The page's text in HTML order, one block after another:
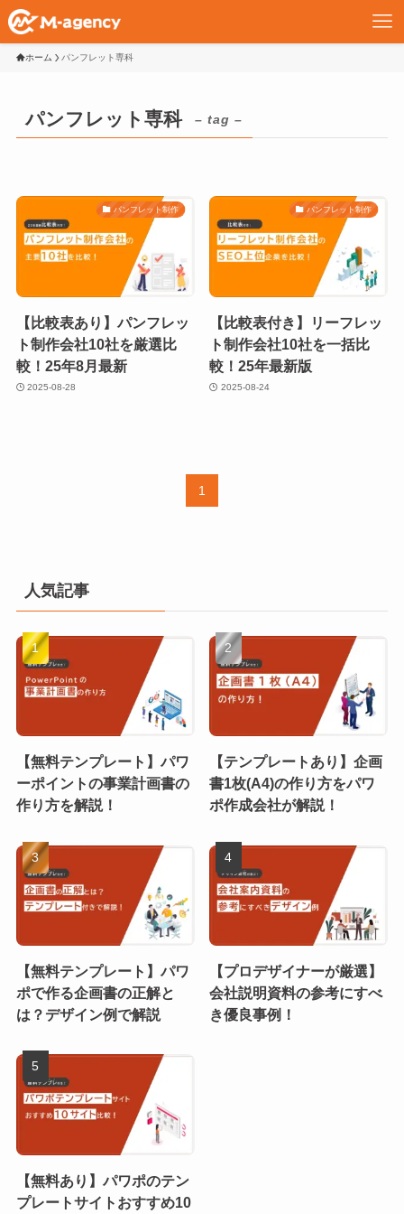
ホーム パンフレット専科
パンフレット専科 – tag –
パンフレット制作
【比較表あり】パンフレッ
ト制作会社10社を厳選比
較！25年8月最新
2025-08-28
パンフレット制作
【比較表付き】リーフレッ
ト制作会社10社を一括比
較！25年最新版
2025-08-24
1
人気記事
【無料テンプレート】パワ
ーポイントの事業計画書の
作り方を解説！
【テンプレートあり】企画
書1枚(A4)の作り方をパワ
ポ作成会社が解説！
【無料テンプレート】パワ
ポで作る企画書の正解と
は？デザイン例で解説
【プロデザイナーが厳選】
会社説明資料の参考にすべ
き優良事例！
【無料あり】パワポのテン
プレートサイトおすすめ10